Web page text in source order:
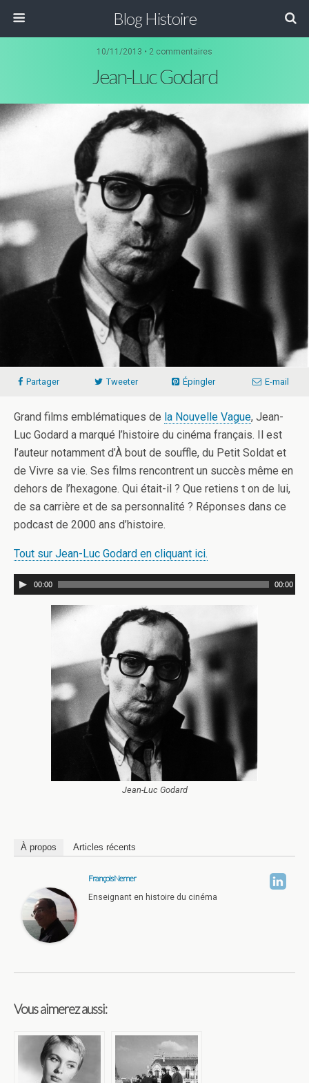
Blog Histoire
10/11/2013 • 2 commentaires
Jean-Luc Godard
Partager Tweeter Épingler E-mail
Grand films emblématiques de la Nouvelle Vague, Jean-
Luc Godard a marqué l’histoire du cinéma français. Il est
l’auteur notamment d’À bout de souffle, du Petit Soldat et
de Vivre sa vie. Ses films rencontrent un succès même en
dehors de l’hexagone. Qui était-il ? Que retiens t on de lui,
de sa carrière et de sa personnalité ? Réponses dans ce
podcast de 2000 ans d’histoire.
Tout sur Jean-Luc Godard en cliquant ici.
00:00 00:00
Jean-Luc Godard
À propos Articles récents
François Nemer
Enseignant en histoire du cinéma
Vous aimerez aussi: